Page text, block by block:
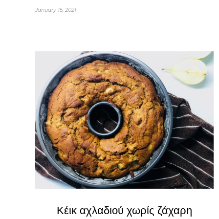
January 15, 2021
Κέικ αχλαδιού χωρίς ζάχαρη